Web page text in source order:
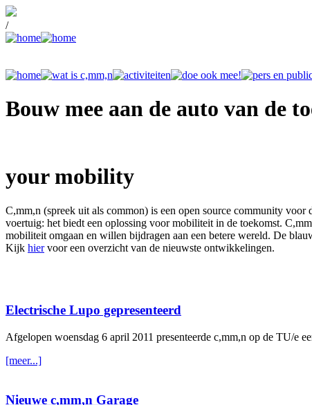
/
Bouw mee aan de auto van de
your mobility
C,mm,n (spreek uit als common) is een open source community
voertuig: het biedt een oplossing voor mobiliteit in de toekomst.
mobiliteit omgaan en willen bijdragen aan een betere wereld. De
Kijk hiervoor een overzicht van de nieuwste ontwikkelingen.
Electrische Lupo gepresenteerd
Afgelopen woensdag 6 april 2011 presenteerde c,mm,n op de TU/e
[meer...]
Nieuwe c,mm,n Garage